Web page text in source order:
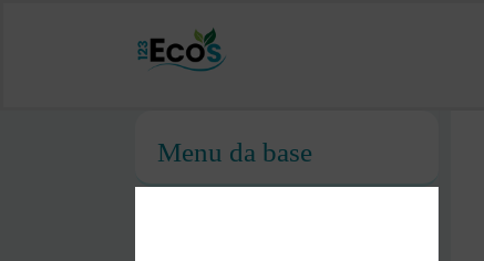
Menu da base